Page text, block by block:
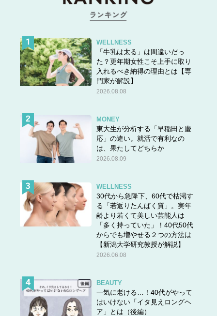
WELLNESS
「牛乳は太る」は間違いだっ
た？更年期女性こそ上手に取り
入れるべき納得の理由とは【専
門家が解説】
2026.08.08
MONEY
東大生が分析する「早稲田と慶
応」の違い。就活で有利なの
は、果たしてどちらか
2026.08.09
WELLNESS
30代から急降下、60代で枯渇す
る「若返りたんぱく質」。実年
齢より若くて美しい芸能人は
「多く持っていた」！40代50代
からでも増やせる２つの方法は
【新潟大学研究教授が解説】
2026.06.08
BEAUTY
一気に老ける…！40代がやって
はいけない「イタ見えロングヘ
ア」とは（後編）